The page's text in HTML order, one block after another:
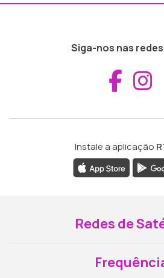
Siga-nos nas
Instale a aplicação
Redes de